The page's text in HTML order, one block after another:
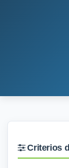
Criterios